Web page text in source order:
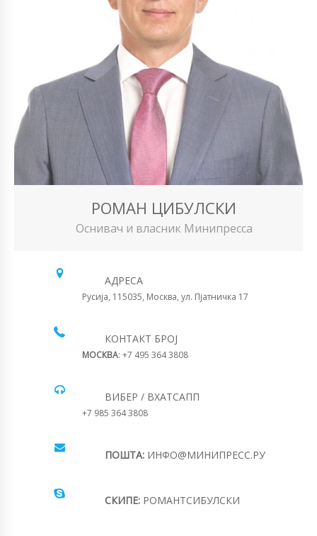
РОМАН ЦИБУЛСКИ
Оснивач и власник Минипресса
АДРЕСА
Русија, 115035, Москва, ул. Пјатничка 17
КОНТАКТ БРОЈ
МОСКВА: +7 495 364 3808
ВИБЕР / ВХАТСАПП
+7 985 364 3808
ПОШТА: ИНФО@МИНИПРЕСС.РУ
СКИПЕ: РОМАНТСИБУЛСКИ